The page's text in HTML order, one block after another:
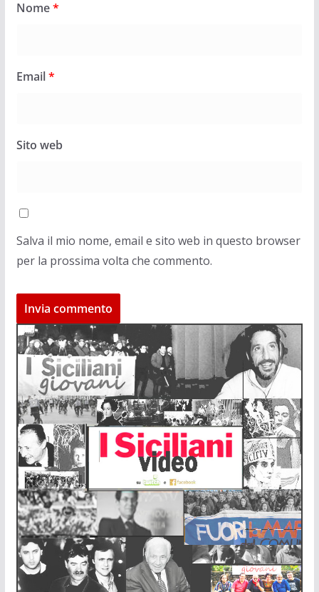
Nome*
Email*
Sito web
Salva il mio nome, email e sito web in questo browser
per la prossima volta che commento.